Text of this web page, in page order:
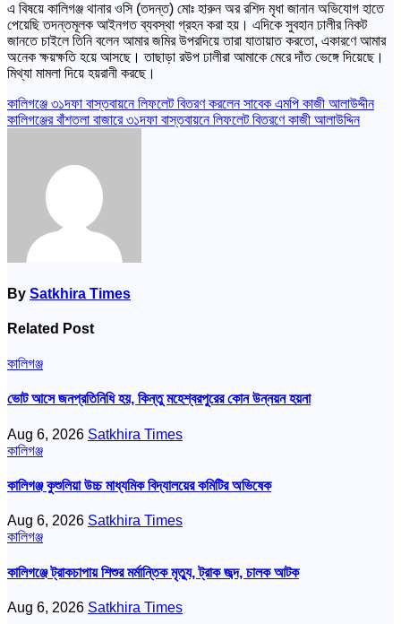
এ বিষয়ে কালিগঞ্জ থানার ওসি (তদন্ত) মোঃ হারুন অর রশিদ মৃধা জানান অভিযোগ হাতে
পেয়েছি তদন্তমূলক আইনগত ব্যবস্থা গ্রহন করা হয়। এদিকে সুবহান ঢালীর নিকট
জানতে চাইলে তিনি বলেন আমার জমির উপরদিয়ে তারা যাতায়াত করতো, একারণে আমার
অনেক ক্ষয়ক্ষতি হয়ে আসছে। তাছাড়া রউপ ঢালীরা আমাকে মেরে দাঁত ভেঙ্গে দিয়েছে।
মিথ্যা মামলা দিয়ে হয়রানী করছে।
Post
navigation
কালিগঞ্জে ৩১দফা বাস্তবায়নে লিফলেট বিতরণ করলেন সাবেক এমপি কাজী আলাউদ্দীন
কালিগঞ্জের বাঁশতলা বাজারে ৩১দফা বাস্তবায়নে লিফলেট বিতরণে কাজী আলাউদ্দিন
By Satkhira Times
Related Post
কালিগঞ্জ
ভোট আসে জনপ্রতিনিধি হয়, কিন্তু মহেশ্বরপুরের কোন উন্নয়ন হয়না
Aug 6, 2026 Satkhira Times
কালিগঞ্জ
কালিগঞ্জ কুশুলিয়া উচ্চ মাধ্যমিক বিদ্যালয়ের কমিটির অভিষেক
Aug 6, 2026 Satkhira Times
কালিগঞ্জ
কালিগঞ্জে ট্রাকচাপায় শিশুর মর্মান্তিক মৃত্যু, ট্রাক জব্দ, চালক আটক
Aug 6, 2026 Satkhira Times